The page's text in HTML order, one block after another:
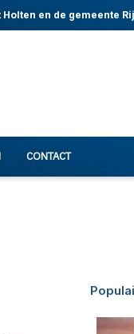
Holten en de gemeente
CONTACT